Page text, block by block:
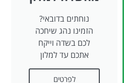
נוחתים בדובאי?
הזמינו נהג שיחכה
לכם בשדה וייקח
אתכם עד למלון
לפרטים